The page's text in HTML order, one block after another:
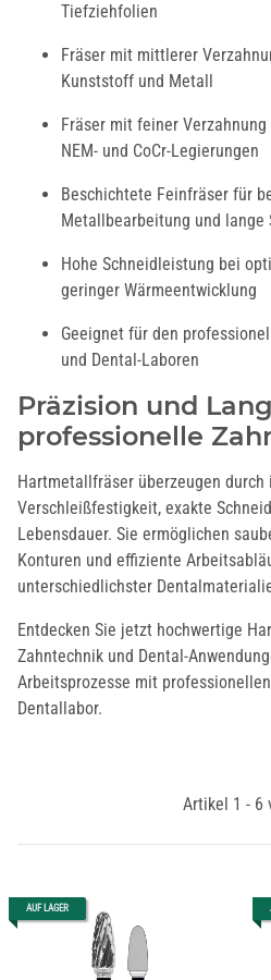
Tiefziehfolien
Fräser mit mittlerer
Kunststoff und Metall
Fräser mit feiner
NEM- und CoCr-Legierungen
Beschichtete Feinfräser für
Metallbearbeitung und lange
Hohe Schneidleistung bei
geringer Wärmeentwicklung
Geeignet für den
und Dental-Laboren
Präzision und
professionelle
Hartmetallfräser überzeugen durch
Verschleißfestigkeit, exakte
Lebensdauer. Sie ermöglichen
Konturen und effiziente
unterschiedlichster
Entdecken Sie jetzt hochwertige
Zahntechnik und Dental-
Arbeitsprozesse mit
Dentallabor.
Artikel 1 - 6
AUF LAGER